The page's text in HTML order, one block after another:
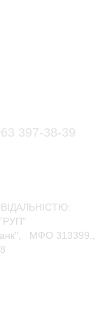
397-38-39
МФО 313399.,